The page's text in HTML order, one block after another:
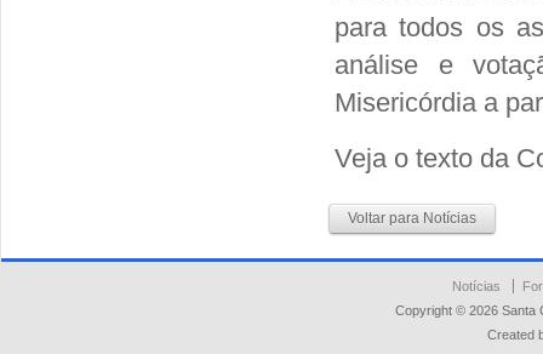
para todos os
análise e
Misericórdia a
Veja o texto da
Voltar para Notícias
Notícias
Copyright © 2026 Santa
Created